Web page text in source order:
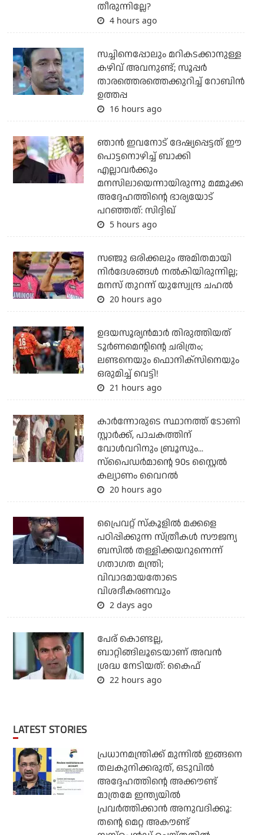
തീരുന്നില്ലേ?
4 hours ago
സച്ചിനെപ്പോലും മറികടക്കാനുള്ള
കഴിവ് അവനുണ്ട്; സൂപ്പര്‍
താരത്തെരത്തെക്കുറിച്ച് റോബിന്‍
ഉത്തപ്പ
16 hours ago
ഞാന്‍ ഇവനോട് ദേഷ്യപ്പെട്ടത് ഈ
പൊട്ടനൊഴിച്ച് ബാക്കി
എല്ലാവര്‍ക്കും
മനസിലായെന്നായിരുന്നു മമ്മൂക്ക
അദ്ദേഹത്തിന്റെ ഭാര്യയോട്
പറഞ്ഞത്: സിദ്ദിഖ്
5 hours ago
സഞ്ജു ഒരിക്കലും അമിതമായി
നിര്‍ദേശങ്ങള്‍ നല്‍കിയിരുന്നില്ല;
മനസ് തുറന്ന് യുസ്വേന്ദ്ര ചഹല്‍
20 hours ago
ഉദയസൂര്യന്‍മാര്‍ തിരുത്തിയത്
ടൂര്‍ണമെന്റിന്റെ ചരിത്രം;
ലണ്ടനെയും ഫൊനിക്‌സിനെയും
ഒരുമിച്ച് വെട്ടി!
21 hours ago
കാര്‍ന്നോരുടെ സ്ഥാനത്ത് ടോണി
സ്റ്റാര്‍ക്ക്, പാചകത്തിന്
വോള്‍വറിനും ബ്രൂസും...
സ്‌പൈഡര്‍മാന്റെ 90s സ്റ്റൈല്‍
കല്യാണം വൈറല്‍
20 hours ago
പ്രൈവറ്റ് സ്‌കൂളില്‍ മക്കളെ
പഠിപ്പിക്കുന്ന സ്ത്രീകള്‍ സൗജന്യ
ബസില്‍ തള്ളിക്കയറുന്നെന്ന്
ഗതാഗത മന്ത്രി;
വിവാദമായതോടെ
വിശദീകരണവും
2 days ago
പേര് കൊണ്ടല്ല,
ബാറ്റിങ്ങിലൂടെയാണ് അവൻ
ശ്രദ്ധ നേടിയത്: കൈഫ്
22 hours ago
LATEST STORIES
പ്രധാനമന്ത്രിക്ക് മുന്നില്‍ ഇങ്ങനെ
തലകുനിക്കരുത്, ഒടുവില്‍
അദ്ദേഹത്തിന്റെ അക്കൗണ്ട്
മാത്രമേ ഇന്ത്യയില്‍
പ്രവര്‍ത്തിക്കാന്‍ അനുവദിക്കൂ:
തന്റെ മെറ്റ അകൗണ്ട്